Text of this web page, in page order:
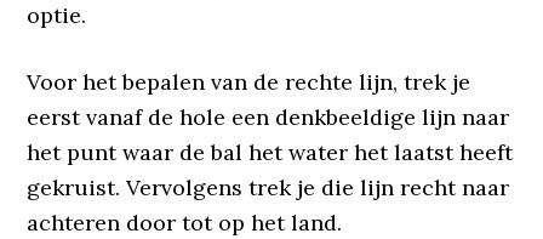
optie.
Voor het bepalen van de rechte lijn, trek je
eerst vanaf de hole een denkbeeldige lijn naar
het punt waar de bal het water het laatst heeft
gekruist. Vervolgens trek je die lijn recht naar
achteren door tot op het land.